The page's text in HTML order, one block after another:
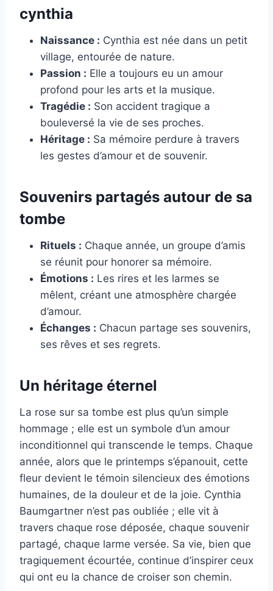
cynthia
Naissance : Cynthia est née dans un petit
village, entourée de nature.
Passion : Elle a toujours eu un amour
profond pour les arts et la musique.
Tragédie : Son accident tragique a
bouleversé la vie de ses proches.
Héritage : Sa mémoire perdure à travers
les gestes d’amour et de souvenir.
Souvenirs partagés autour de sa
tombe
Rituels : Chaque année, un groupe d’amis
se réunit pour honorer sa mémoire.
Émotions : Les rires et les larmes se
mêlent, créant une atmosphère chargée
d’amour.
Échanges : Chacun partage ses souvenirs,
ses rêves et ses regrets.
Un héritage éternel
La rose sur sa tombe est plus qu’un simple
hommage ; elle est un symbole d’un amour
inconditionnel qui transcende le temps. Chaque
année, alors que le printemps s’épanouit, cette
fleur devient le témoin silencieux des émotions
humaines, de la douleur et de la joie. Cynthia
Baumgartner n’est pas oubliée ; elle vit à
travers chaque rose déposée, chaque souvenir
partagé, chaque larme versée. Sa vie, bien que
tragiquement écourtée, continue d’inspirer ceux
qui ont eu la chance de croiser son chemin.